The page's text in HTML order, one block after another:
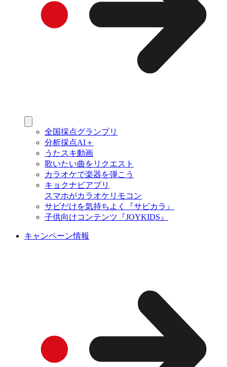
全国採点グランプリ
分析採点AI＋
うたスキ動画
歌いたい曲をリクエスト
カラオケで楽器を弾こう
キョクナビアプリ
スマホがカラオケリモコン
サビだけを気持ちよく『サビカラ』
子供向けコンテンツ『JOYKIDS』
キャンペーン情報